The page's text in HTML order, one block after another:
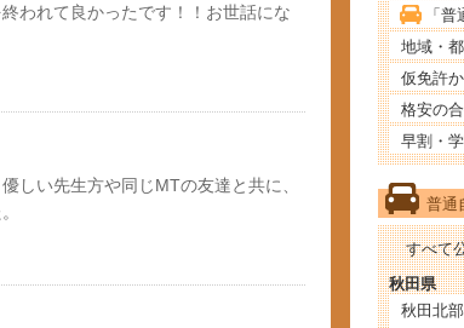
われて良かったです！！お世話にな
しい先生方や同じMTの友達と共に、
「
地域・
仮免許
格安の
早割・
普通
すべて
秋田県
秋田北